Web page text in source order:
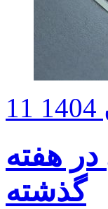
در هفته
گذشته